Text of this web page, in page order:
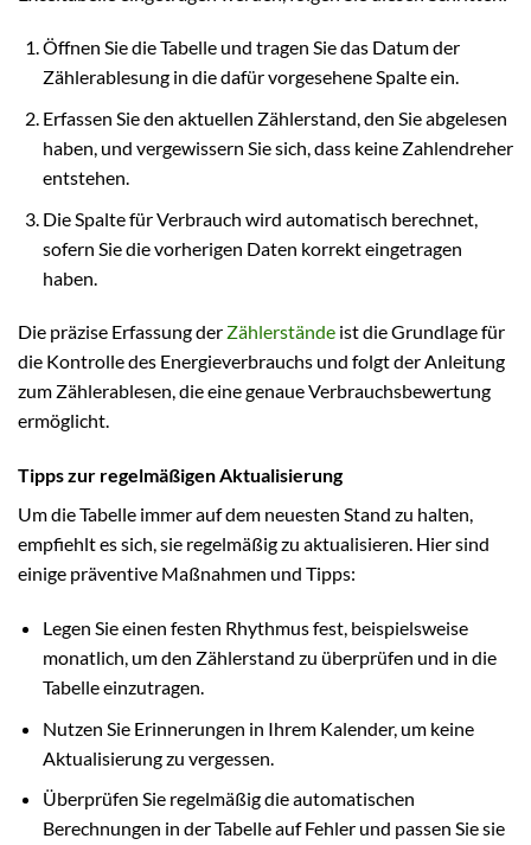
Öffnen Sie die Tabelle und tragen Sie das Datum der
Zählerablesung in die dafür vorgesehene Spalte ein.
Erfassen Sie den aktuellen Zählerstand, den Sie abgelesen
haben, und vergewissern Sie sich, dass keine Zahlendreher
entstehen.
Die Spalte für Verbrauch wird automatisch berechnet,
sofern Sie die vorherigen Daten korrekt eingetragen
haben.
Die präzise Erfassung der Zählerstände ist die Grundlage für
die Kontrolle des Energieverbrauchs und folgt der Anleitung
zum Zählerablesen, die eine genaue Verbrauchsbewertung
ermöglicht.
Tipps zur regelmäßigen Aktualisierung
Um die Tabelle immer auf dem neuesten Stand zu halten,
empfiehlt es sich, sie regelmäßig zu aktualisieren. Hier sind
einige präventive Maßnahmen und Tipps:
Legen Sie einen festen Rhythmus fest, beispielsweise
monatlich, um den Zählerstand zu überprüfen und in die
Tabelle einzutragen.
Nutzen Sie Erinnerungen in Ihrem Kalender, um keine
Aktualisierung zu vergessen.
Überprüfen Sie regelmäßig die automatischen
Berechnungen in der Tabelle auf Fehler und passen Sie sie